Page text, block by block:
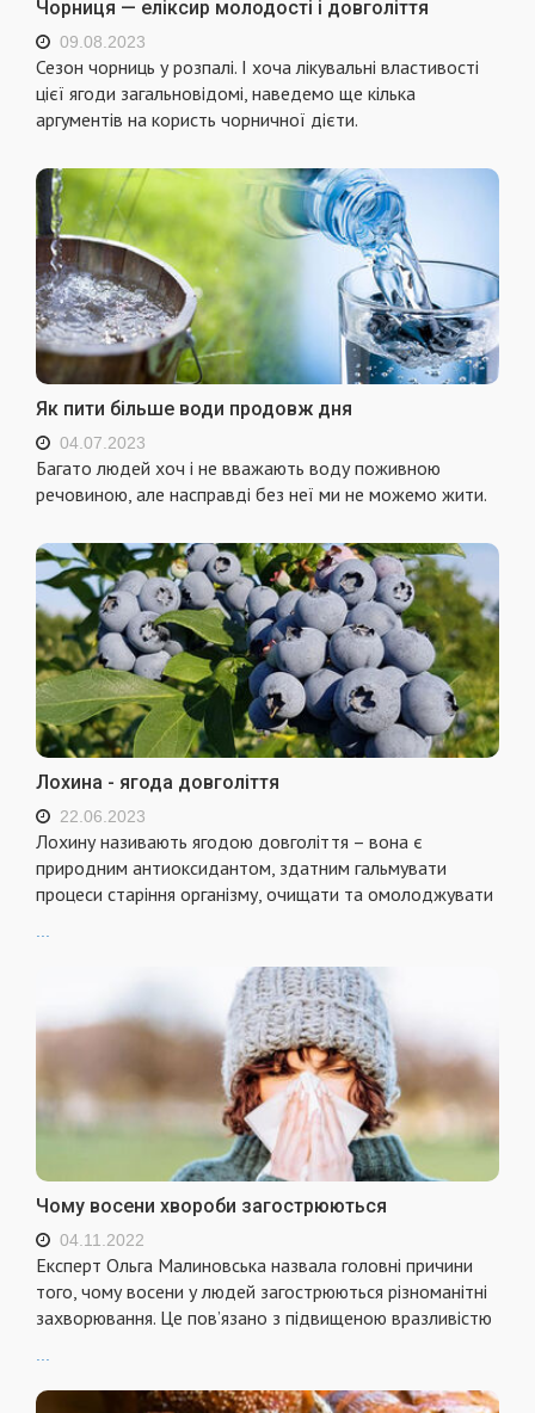
Чорниця — еліксир молодості і довголіття
09.08.2023
Сезон чорниць у розпалі. І хоча лікувальні властивості
цієї ягоди загальновідомі, наведемо ще кілька
аргументів на користь чорничної дієти.
Як пити більше води продовж дня
04.07.2023
Багато людей хоч і не вважають воду поживною
речовиною, але насправді без неї ми не можемо жити.
Лохина - ягода довголіття
22.06.2023
Лохину називають ягодою довголіття – вона є
природним антиоксидантом, здатним гальмувати
процеси старіння організму, очищати та омолоджувати
Чому восени хвороби загострюються
04.11.2022
Експерт Ольга Малиновська назвала головні причини
того, чому восени у людей загострюються різноманітні
захворювання. Це пов’язано з підвищеною вразливістю
...